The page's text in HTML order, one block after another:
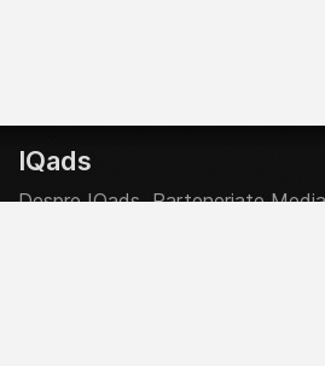
IQads
Despre IQads Parteneriate Media